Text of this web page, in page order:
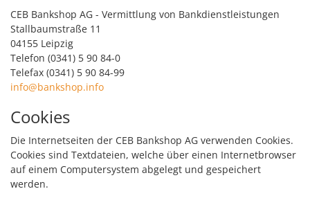
CEB Bankshop AG - Vermittlung von Bankdienstleistungen
Stallbaumstraße 11
04155 Leipzig
Telefon (0341) 5 90 84-0
Telefax (0341) 5 90 84-99
info@bankshop.info
Cookies
Die Internetseiten der CEB Bankshop AG verwenden Cookies.
Cookies sind Textdateien, welche über einen Internetbrowser
auf einem Computersystem abgelegt und gespeichert
werden.